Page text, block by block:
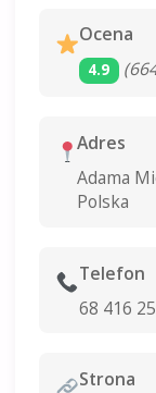
Ocena
4.9
Adres
Adama
Polska
Telefon
68 416
Strona